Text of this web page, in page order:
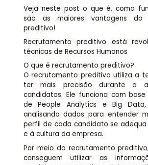
Veja neste post o que é, como
são as maiores vantagens do
preditivo!
Recrutamento preditivo está
técnicas de Recursos Humanos
O que é recrutamento preditivo?
O recrutamento preditivo utiliza a
ter mais precisão durante a
candidatos. Ele funciona com
de People Analytics e Big
analisando dados para entender
perfil de cada candidato se adequa
e à cultura da empresa.
Por meio do recrutamento
conseguem utilizar as